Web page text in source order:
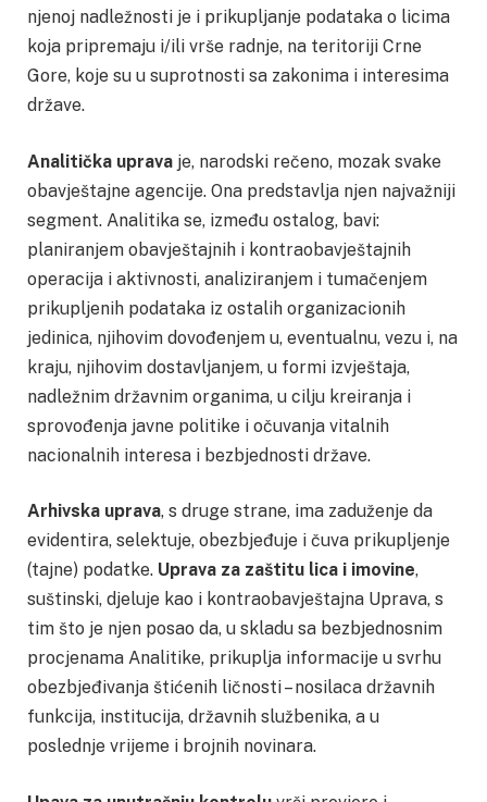
njenoj nadležnosti je i prikupljanje podataka o licima
koja pripremaju i/ili vrše radnje, na teritoriji Crne
Gore, koje su u suprotnosti sa zakonima i interesima
države.
Analitička uprava je, narodski rečeno, mozak svake
obavještajne agencije. Ona predstavlja njen najvažniji
segment. Analitika se, između ostalog, bavi:
planiranjem obavještajnih i kontraobavještajnih
operacija i aktivnosti, analiziranjem i tumačenjem
prikupljenih podataka iz ostalih organizacionih
jedinica, njihovim dovođenjem u, eventualnu, vezu i, na
kraju, njihovim dostavljanjem, u formi izvještaja,
nadležnim državnim organima, u cilju kreiranja i
sprovođenja javne politike i očuvanja vitalnih
nacionalnih interesa i bezbjednosti države.
Arhivska uprava, s druge strane, ima zaduženje da
evidentira, selektuje, obezbjeđuje i čuva prikupljenje
(tajne) podatke. Uprava za zaštitu lica i imovine,
suštinski, djeluje kao i kontraobavještajna Uprava, s
tim što je njen posao da, u skladu sa bezbjednosnim
procjenama Analitike, prikuplja informacije u svrhu
obezbjeđivanja štićenih ličnosti – nosilaca državnih
funkcija, institucija, državnih službenika, a u
poslednje vrijeme i brojnih novinara.